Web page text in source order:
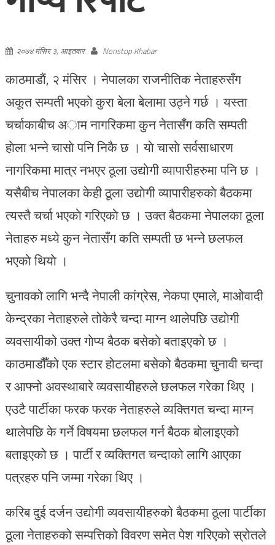
२०७४ मंसिर ३, आइतवार Nonstop Khabar
काठमाडाैं, २ मंसिर । नेपालका राजनीतिक नेताहरुसँग
अकूत सम्पती भएकाे कुरा बेला बेलामा उठ्ने गर्छ । यस्ता
चर्चाकाबीच अाम नागरिकमा कुन नेतासँग कति सम्पती
हाेला भन्ने चासाे पनि निकै छ । याे चासाे सर्वसाधारण
नागरिकमा मात्र नभएर ठूला उद्याेगी व्यापारीहरुमा पनि छ ।
यसैबीच नेपालका केही ठूला उद्याेगी व्यापारीहरुकाे बैठकमा
त्यस्तै चर्चा भएकाे गरिएकाे छ । उक्त बैठकमा नेपालका ठूला
नेताहरु मध्ये कुन नेतासँग कति सम्पती छ भन्ने छलफल
भएकाे थियाे ।
चुनावको लागि भन्दै नेपाली कांग्रेस, नेकपा एमाले, माओवादी
केन्द्रका नेताहरुले तोकेरै चन्दा माग्न थालेपछि उद्याेगी
व्यवसायीको उक्त गाेप्य बैठक बसेकाे बताइएकाे छ ।
काठमाडौँको एक स्टार होटलमा बसेको बैठकमा चुनावी चन्दा
र आफ्नो अवस्थाबारे व्यवसायीहरुले छलफल गरेका थिए ।
एउटै पार्टीका फरक फरक नेताहरुले व्यक्तिगत चन्दा माग्न
थालेपछि के गर्ने विषयमा छलफल गर्न बैठक बोलाइएको
बताइएको छ । पार्टी र व्यक्तिगत चन्दाको लागि आएका
पत्रहरु पनि जम्मा गरेका थिए ।
करिब दुई दर्जन उद्योगी व्यवसायीहरुको बैठकमा ठूला पार्टीका
ठूला नेताहरुको सम्पत्तिको विवरण समेत पेश गरिएको स्रोतले